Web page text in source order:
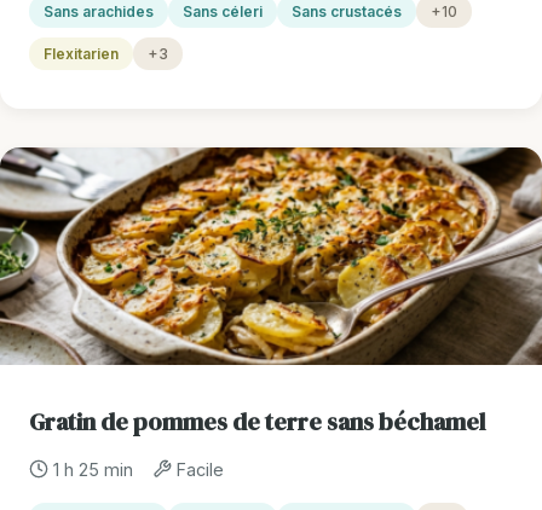
Sans arachides Sans céleri Sans crustacés +10
Flexitarien +3
Gratin de pommes de terre sans béchamel
1 h 25 min Facile